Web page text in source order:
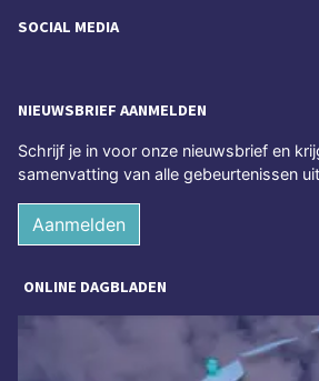
SOCIAL MEDIA
NIEUWSBRIEF AANMELDEN
Schrijf je in voor onze nieuwsbrief en
samenvatting van alle gebeurtenissen
Aanmelden
ONLINE DAGBLADEN